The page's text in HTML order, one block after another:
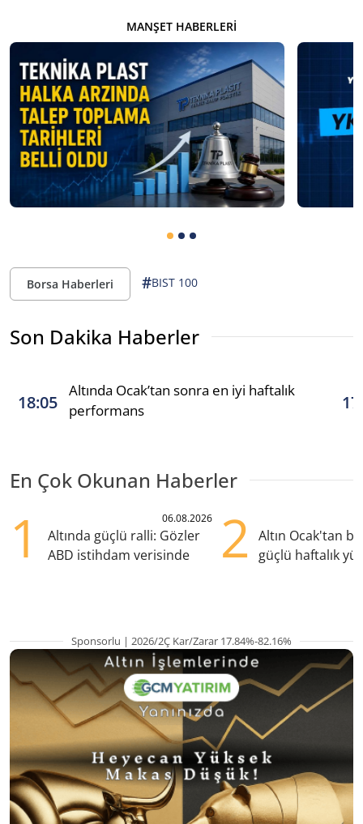
MANŞET HABERLERI
Borsa Haberleri #BIST 100
Son Dakika Haberler
18:05
Altında Ocak’tan sonra en iyi haftalık
performans
En Çok Okunan Haberler
1 06.08.2026
Altında güçlü ralli: Gözler
ABD istihdam verisinde
2
Altın Ocak'tan
güçlü haftalık
Sponsorlu | 2026/2Ç Kar/Zarar 17.84%-82.16%